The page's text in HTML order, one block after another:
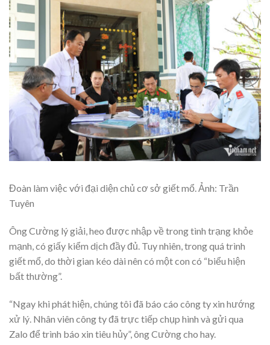
Đoàn làm việc với đại diện chủ cơ sở giết mổ. Ảnh: Trần
Tuyên
Ông Cường lý giải, heo được nhập về trong tình trạng khỏe
mạnh, có giấy kiểm dịch đầy đủ. Tuy nhiên, trong quá trình
giết mổ, do thời gian kéo dài nên có một con có “biểu hiện
bất thường”.
“Ngay khi phát hiện, chúng tôi đã báo cáo công ty xin hướng
xử lý. Nhân viên công ty đã trực tiếp chụp hình và gửi qua
Zalo để trình báo xin tiêu hủy”, ông Cường cho hay.